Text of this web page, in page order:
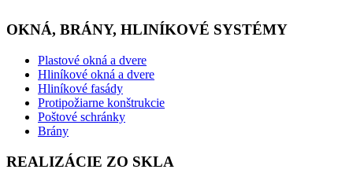
OKNÁ, BRÁNY, HLINÍKOVÉ SYSTÉMY
Plastové okná a dvere
Hliníkové okná a dvere
Hliníkové fasády
Protipožiarne konštrukcie
Poštové schránky
Brány
REALIZÁCIE ZO SKLA